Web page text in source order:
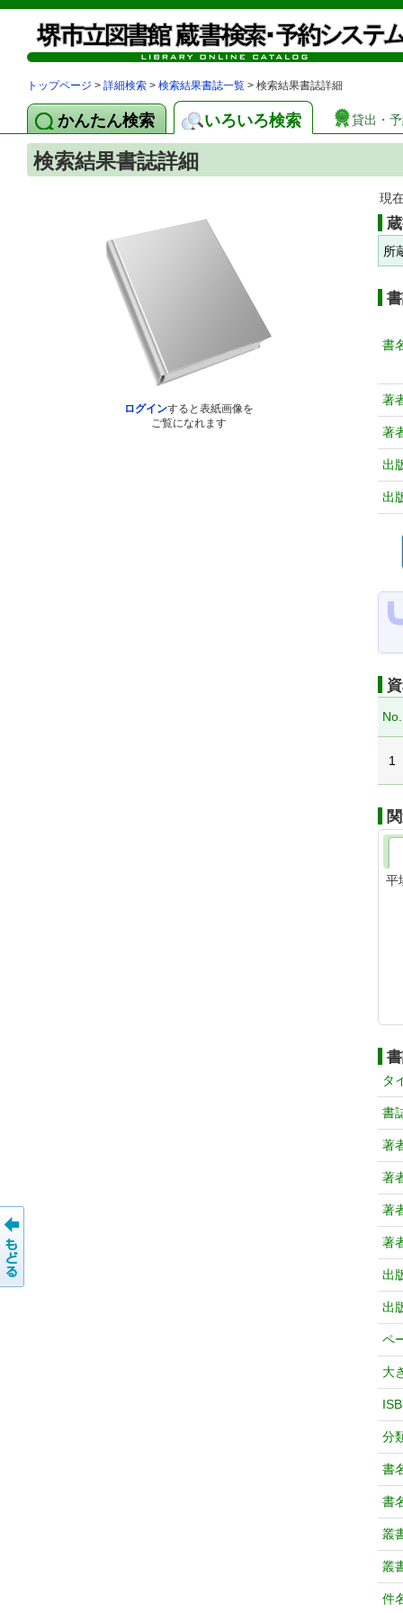
トップページ > 詳細検索 > 検索結果書誌一覧 > 検索結果書誌詳細
かんたん検索 いろいろ検索 貸出・
検索結果書誌詳細
ログインすると表紙画像を
ご覧になれます
現
所
書
著
著
出
出
No.
1
平
タ
書
著
著
著
著
出
出
ペ
大
分
書
書
叢
叢
件